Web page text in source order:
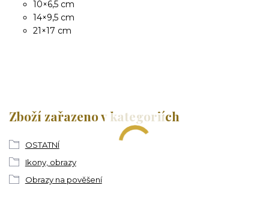
10×6,5 cm
14×9,5 cm
21×17 cm
Zboží zařazeno v kategoriích
OSTATNÍ
Ikony, obrazy
Obrazy na pověšení